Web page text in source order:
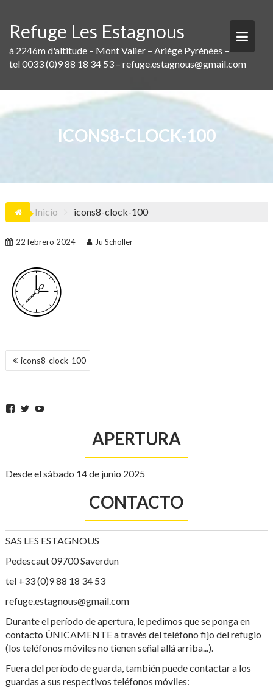
contenido
Refuge Les Estagnous
à 2246m d'altitude – Mont Valier – Ariège Pyrénées –
tel 0033 (0)9 88 18 34 53 – refuge.estagnous@gmail.com
ICONS8-CLOCK-100
Inicio icons8-clock-100
22 febrero 2024 Ju Schöller
NAVEGACIÓN
DE
icons8-clock-100
Facebook
TwitterYouTube
APERTURA
Desde el sábado 14 de junio 2025
CONTACTO
SAS LES ESTAGNOUS
Pedescaut 09700 Saverdun
tel +33 (0)9 88 18 34 53
refuge.estagnous@gmail.com
Durante el período de apertura, le pedimos que se ponga en
contacto ÚNICAMENTE a través del teléfono fijo del refugio
(los teléfonos móviles no tienen señal allá arriba...).
Fuera del período de guarda, también puede contactar a los
guardas a sus respectivos teléfonos móviles: